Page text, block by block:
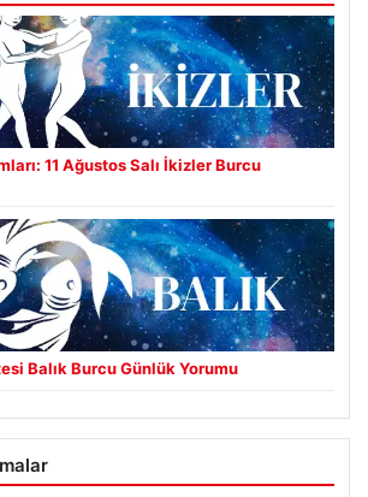
11 Ağustos Salı İkizler Burcu
Balık Burcu Günlük Yorumu